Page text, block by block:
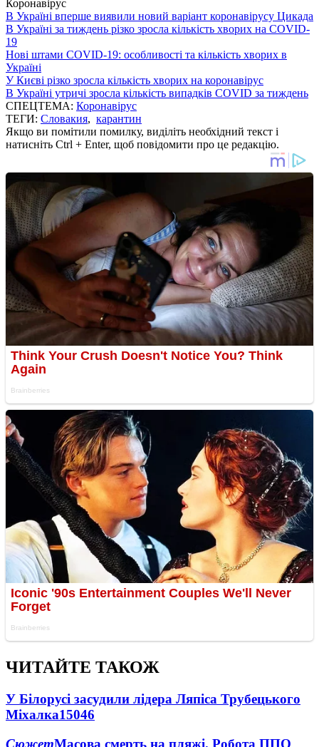
Коронавірус
В Україні вперше виявили новий варіант коронавірусу Цикада
В Україні за тиждень різко зросла кількість хворих на COVID-
19
Нові штами COVID-19: особливості та кількість хворих в
Україні
У Києві різко зросла кількість хворих на коронавірус
В Україні утричі зросла кількість випадків COVID за тиждень
СПЕЦТЕМА: Коронавірус
ТЕГИ: Словакия, карантин
Якщо ви помітили помилку, виділіть необхідний текст і
натисніть Ctrl + Enter, щоб повідомити про це редакцію.
ЧИТАЙТЕ ТАКОЖ
У Білорусі засудили лідера Ляпіса Трубецького
Міхалка15046
СюжетМасова смерть на пляжі. Робота ППО